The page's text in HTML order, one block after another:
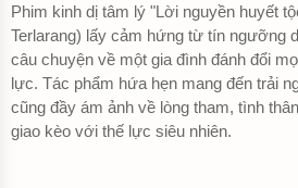
Phim kinh dị tâm lý "Lời nguyền huyết
Terlarang) lấy cảm hứng từ tín ngưỡng
câu chuyện về một gia đình đánh đổi
lực. Tác phẩm hứa hẹn mang đến trải
cũng đầy ám ảnh về lòng tham, tình
giao kèo với thế lực siêu nhiên.